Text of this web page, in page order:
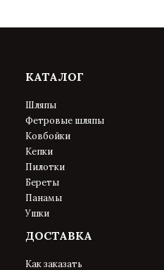
КАТАЛОГ
Шляпы
Фетровые шляпы
Ковбойки
Кепки
Пилотки
Береты
Панамы
Ушки
ДОСТАВКА
Как заказать